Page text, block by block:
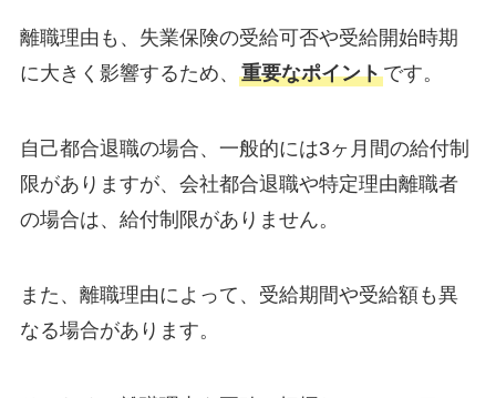
離職理由も、失業保険の受給可否や受給開始時期
に大きく影響するため、 重要なポイントです。
自己都合退職の場合、一般的には3ヶ月間の給付制
限がありますが、会社都合退職や特定理由離職者
の場合は、給付制限がありません。
また、離職理由によって、受給期間や受給額も異
なる場合があります。